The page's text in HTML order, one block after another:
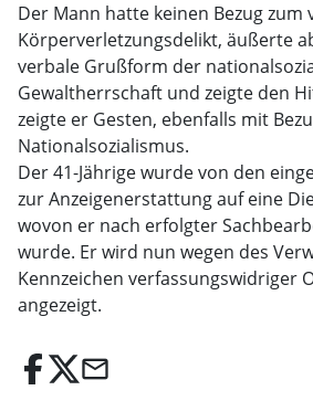
Der Mann hatte keinen Bezug zum
Körperverletzungsdelikt, äußerte
verbale Grußform der
Gewaltherrschaft und zeigte den
zeigte er Gesten, ebenfalls mit
Nationalsozialismus.
Der 41-Jährige wurde von den
zur Anzeigenerstattung auf eine
wovon er nach erfolgter
wurde. Er wird nun wegen des
Kennzeichen verfassungswidriger
angezeigt.
email